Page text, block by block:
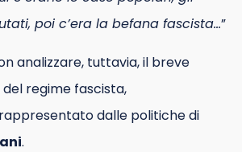
poi c’era la befana fascista…”
analizzare, tuttavia, il breve
regime fascista,
dalle politiche di
.